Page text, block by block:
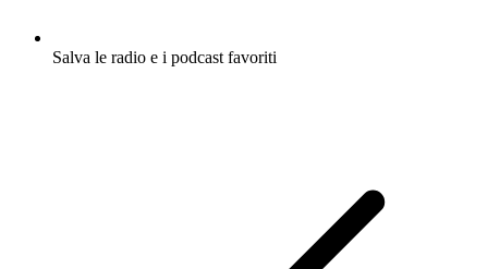
Salva le radio e i podcast favoriti